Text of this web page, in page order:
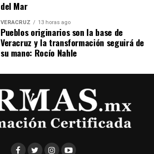
del Mar
VERACRUZ 13 horas ago
Pueblos originarios son la base de
Veracruz y la transformación seguirá de
su mano: Rocío Nahle